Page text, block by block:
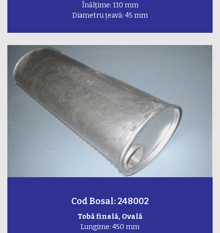
Înălțime: 110 mm
Diametru țeavă: 45 mm
Cod Bosal: 248002
Tobă finală, Ovală
Lungime: 450 mm